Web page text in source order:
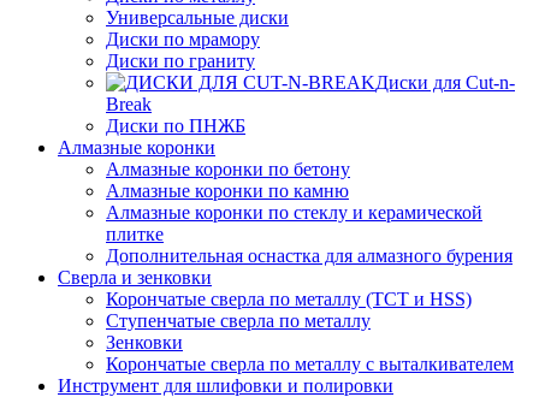
Универсальные диски
Диски по мрамору
Диски по граниту
Диски для Cut-n-
Break
Диски по ПНЖБ
Алмазные коронки
Алмазные коронки по бетону
Алмазные коронки по камню
Алмазные коронки по стеклу и керамической
плитке
Дополнительная оснастка для алмазного бурения
Сверла и зенковки
Корончатые сверла по металлу (TCT и HSS)
Ступенчатые сверла по металлу
Зенковки
Корончатые сверла по металлу c выталкивателем
Инструмент для шлифовки и полировки